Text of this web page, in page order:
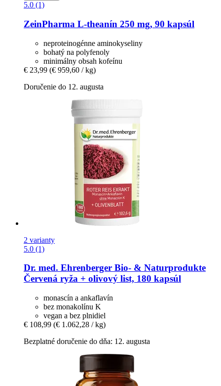
5.0 (1)
ZeinPharma L-​theanín 250 mg, 90 kapsúl
neproteinogénne aminokyseliny
bohatý na polyfenoly
minimálny obsah kofeínu
€ 23,99 (€ 959,60 / kg)
Doručenie do 12. augusta
2 varianty
5.0 (1)
Dr. med. Ehrenberger Bio- & Naturprodukte
Červená ryža + olivový list, 180 kapsúl
monascín a ankaflavín
bez monakolínu K
vegan a bez plnidiel
€ 108,99 (€ 1.062,28 / kg)
Bezplatné doručenie do dňa: 12. augusta